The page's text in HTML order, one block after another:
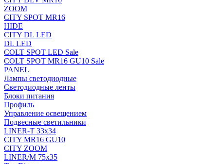
ZOOM
CITY SPOT MR16
HIDE
CITY DL LED
DL LED
COLT SPOT LED Sale
COLT SPOT MR16 GU10 Sale
PANEL
Лампы светодиодные
Светодиодные ленты
Блоки питания
Профиль
Управление освещением
Подвесные светильники
LINER-T 33x34
CITY MR16 GU10
CITY ZOOM
LINER/M 75х35